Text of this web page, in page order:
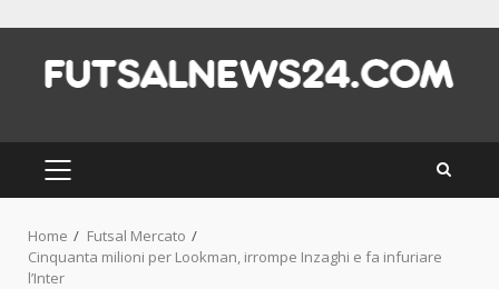
content
PRIMARY
MENU
Home
Futsal Mercato
Cinquanta milioni per Lookman, irrompe Inzaghi e fa infuriare
l’Inter